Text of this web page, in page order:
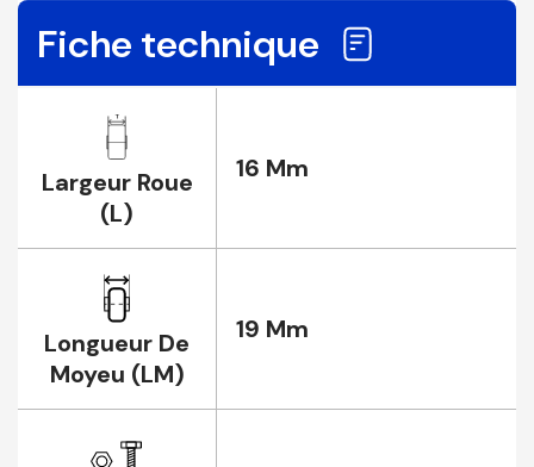
Fiche technique
Largeur Roue
(L)
16 Mm
Longueur De
Moyeu (LM)
19 Mm